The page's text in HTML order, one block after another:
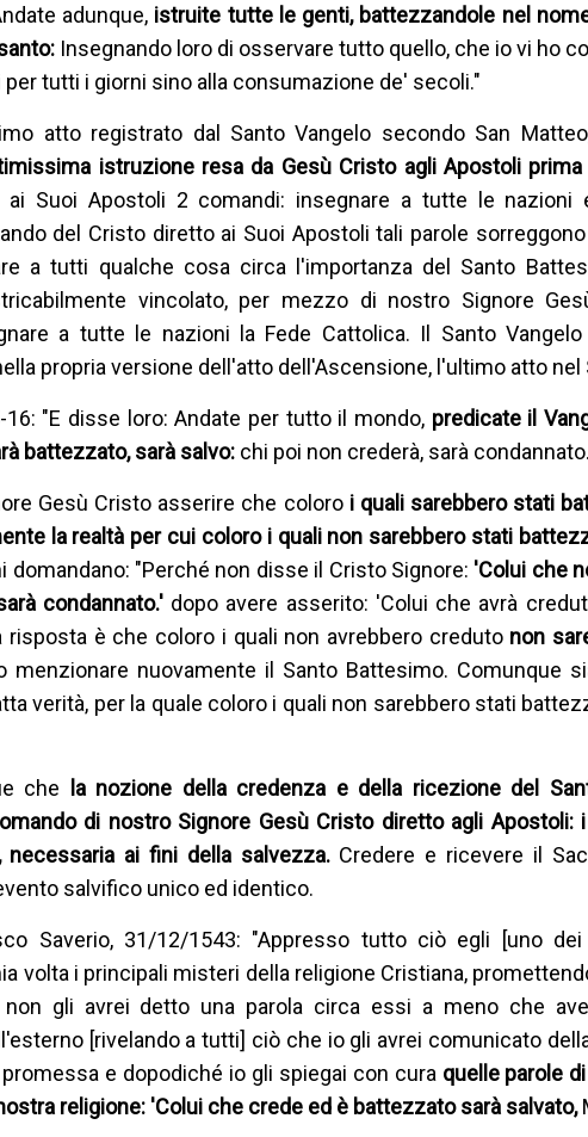
adunque, istruite tutte le genti, battezzandole nel
Insegnando loro di osservare tutto quello, che io vi ho
tutti i giorni sino alla consumazione de' secoli."
atto registrato dal Santo Vangelo secondo San
istruzione resa da Gesù Cristo agli Apostoli
ai Suoi Apostoli 2 comandi: insegnare a tutte le nazioni
del Cristo diretto ai Suoi Apostoli tali parole
a tutti qualche cosa circa l'importanza del Santo
vincolato, per mezzo di nostro Signore
a tutte le nazioni la Fede Cattolica. Il Santo
propria versione dell'atto dell'Ascensione, l'ultimo atto nel
16: "E disse loro: Andate per tutto il mondo, predicate il
battezzato, sarà salvo:chi poi non crederà, sarà
Gesù Cristo asserire che coloro i quali sarebbero stati
la realtà per cui coloro i quali non sarebbero stati
domandano: "Perché non disse il Cristo Signore: 'Colui che
condannato.' dopo avere asserito: 'Colui che avrà
risposta è che coloro i quali non avrebbero creduto non
menzionare nuovamente il Santo Battesimo. Comunque
verità, per la quale coloro i quali non sarebbero stati
che la nozione della credenza e della ricezione del
di nostro Signore Gesù Cristo diretto agli
necessaria ai fini della salvezza. Credere e ricevere il
salvifico unico ed identico.
Saverio, 31/12/1543: "Appresso tutto ciò egli [uno
volta i principali misteri della religione Cristiana,
non gli avrei detto una parola circa essi a meno che
[rivelando a tutti] ciò che io gli avrei comunicato
e dopodiché io gli spiegai con cura quelle parole
religione: 'Colui che crede ed è battezzato sarà salvato,